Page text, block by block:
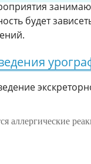
будет
аллергические